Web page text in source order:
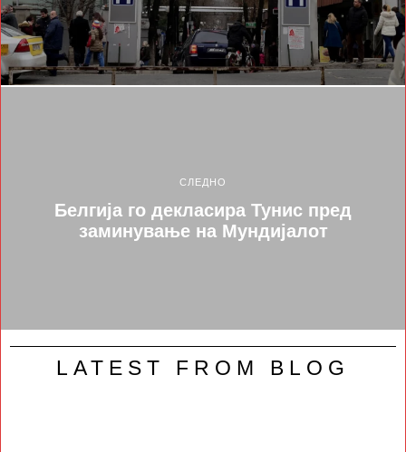
СЛЕДНО
Белгија го декласира Тунис пред
заминување на Мундијалот
LATEST FROM BLOG